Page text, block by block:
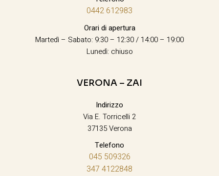
0442 612983
Orari di apertura
Martedì – Sabato: 9:30 – 12:30 / 14:00 – 19:00
Lunedì: chiuso
VERONA – ZAI
Indirizzo
Via E. Torricelli 2
37135 Verona
Telefono
045 509326
347 4122848